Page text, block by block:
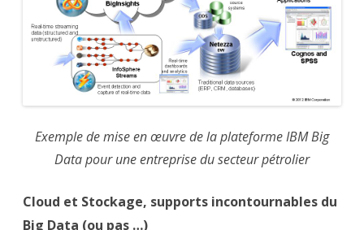
Exemple de mise en œuvre de la plateforme IBM Big
Data pour une entreprise du secteur pétrolier
Cloud et Stockage, supports incontournables du
Big Data (ou pas …)